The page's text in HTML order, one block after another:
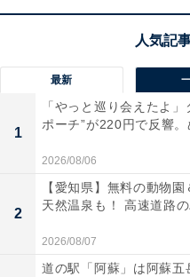
最新
1
「やっと巡り会えたよ
ポーチ”が220円で反響。
2026/08/06
2
【愛知県】無料の動物
天然温泉も！ 高速道路
2026/08/07
道の駅「阿蘇」は阿蘇五